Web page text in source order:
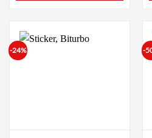
-24% -